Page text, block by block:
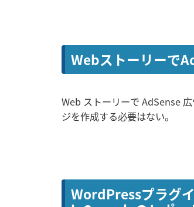
Webストーリーで
Web ストーリーで AdSense
ジを作成する必要はない。
WordPressプラグ